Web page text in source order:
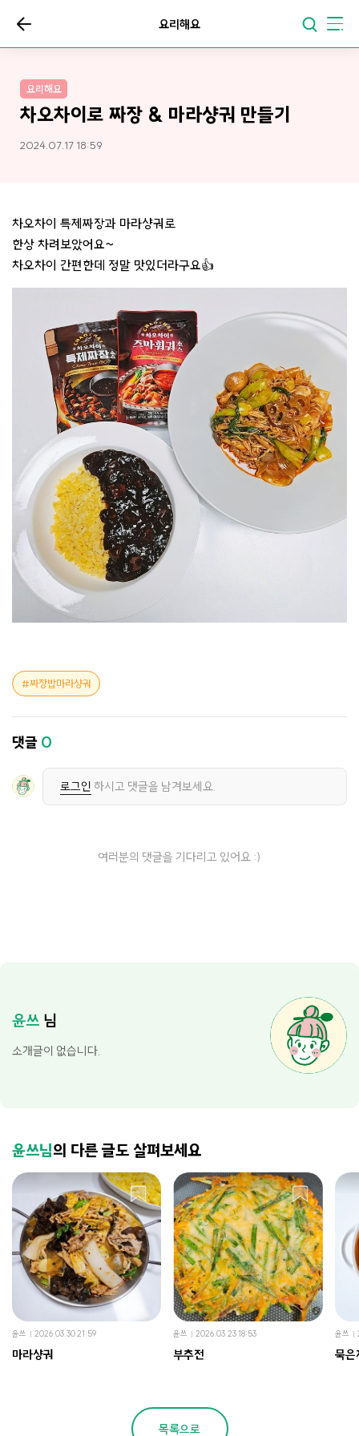
요리해요
요리해요
차오차이로 짜장 & 마라샹궈 만들기
2024.07.17 18:59
차오차이 특제짜장과 마라샹궈로
한상 차려보았어요~
차오차이 간편한데 정말 맛있더라구요👍
짜장밥마라샹궈
댓글 0
로그인 하시고 댓글을 남겨보세요.
여러분의 댓글을 기다리고 있어요 :)
윤쓰 님
소개글이 없습니다.
윤쓰님의 다른 글도 살펴보세요
윤쓰 2026.03.30 21:59
마라샹궈
윤쓰 2026.03.23 18:53
부추전
윤쓰
묵은
목록으로